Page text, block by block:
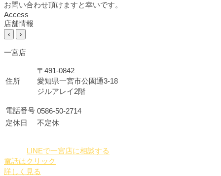
お問い合わせ頂けますと幸いです。
Access
店舗情報
‹ ›
一宮店
住所
〒491-0842
愛知県一宮市公園通3-18
ジルアレイ2階
電話番号 0586-50-2714
定休日
不定休
LINEで一宮店に相談する
電話はクリック
詳しく見る